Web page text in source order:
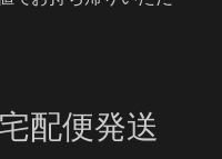
配便発送